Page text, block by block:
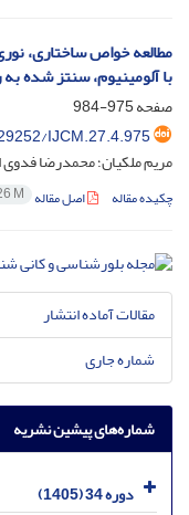
مطالعه خواص ساختاری،
با آلومینیوم، سنتز شده
صفحه975-984
IJCM.27.4.975
مریم ملکیان؛ محمدرضا فدوی
چکیده مقاله اصل مقاله M
مقالات آماده انتشار
شماره جاری
شماره‌های پیشین نشریه
دوره 34 (1405)